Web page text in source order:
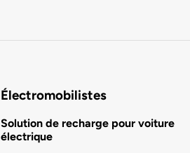
Électromobilistes
Solution de recharge pour voiture
électrique